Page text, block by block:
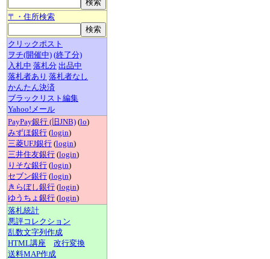
〒・住所検索
クリックポスト
ヲチ(開催中) (終了分)
入札中 落札分 出品中
落札者あり 落札者なし
かんたん決済
ブラックリスト編集
Yahoo!メール
PayPay銀行 (旧JNB) (lo)
みずほ銀行 (login)
三菱UFJ銀行 (login)
三井住友銀行 (login)
りそな銀行 (login)
セブン銀行 (login)
きらぼし銀行 (login)
ゆうちょ銀行 (login)
落札統計
悪評コレクション
乱数文字列作成
HTML講座
改行変換
送料MAP作成